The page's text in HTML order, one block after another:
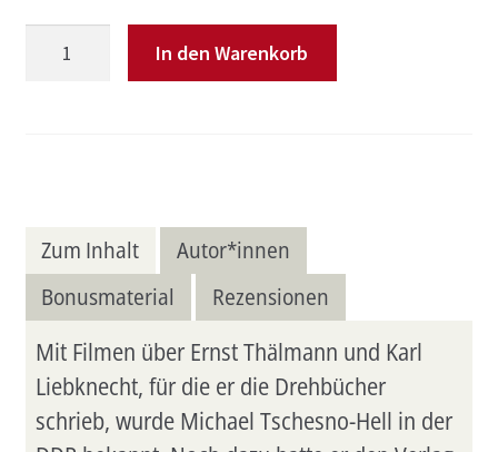
In den Warenkorb
Zum Inhalt
Autor*innen
Bonusmaterial
Rezensionen
Mit Filmen über Ernst Thälmann und Karl
Liebknecht, für die er die Drehbücher
schrieb, wurde Michael Tschesno-Hell in der